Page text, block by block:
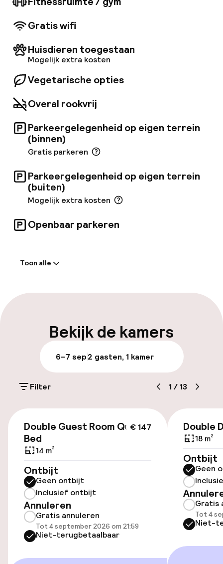
kamer of suite, geniet je van een
en exclusieve toegang tot de moderne
fitnessprogramma wilt volgen, bieden we een
selectie van cardio-apparatuur en vrije
energieke les. Je kunt ook een afspraak maken
met een personal trainer. In Panorama
Restaurant kun je genieten van een uitgebreid
ontbijt om de dag goed te beginnen. Eken Bar
biedt Scandinavische gerechten met een
internationale twist en serveert zowel lunch
als diner. We gebruiken seizoensgebonden
ingrediënten die waar mogelijk lokaal worden
een goed gemaakte cocktail, terwijl je geniet
van loungemuziek en een panoramisch uitzicht
over de stad.
Gratis wifi
Huisdieren toegestaan
Mogelijk extra kosten
Vegetarische opties
Overal rookvrij
Parkeergelegenheid op eigen terrein
(binnen)
Gratis parkeren
Parkeergelegenheid op eigen terrein
(buiten)
Mogelijk extra kosten
Openbaar parkeren
Laat uitchecken mogelijk
Bagageruimte
Parkeren & mobiliteit
(buiten)
Mogelijk extra kosten
Parkeergelegenheid op eigen terrein
Gratis parkeren
Parkeerservice
Openbaar parkeren
Toegankelijkheid
Toon alle
Bekijk de kamers
6–7 sep2 gasten, 1 kamer
Filter 1 / 13
€ 147
Double Guest Room Queen
Bed
14 m²
Ontbijt
Geen ontbijt
Inclusief ontbijt
Annuleren
Gratis annuleren
Tot 4 september 2026 om 21:59
Niet-terugbetaalbaar
Double
18 m²
Ontbijt
Geen
Gratis
Tot 4
Niet-